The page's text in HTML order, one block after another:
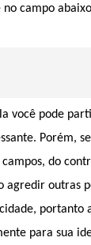
campo
você pode
Porém,
do
outras
portanto
para sua